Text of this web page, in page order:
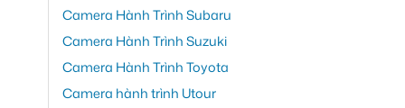
Camera Hành Trình Subaru
Camera Hành Trình Suzuki
Camera Hành Trình Toyota
Camera hành trình Utour